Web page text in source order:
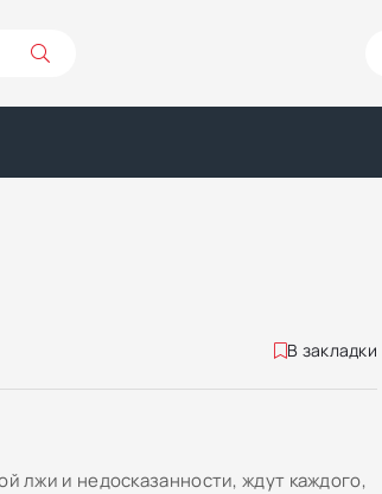
В закладки
лжи и недосказанности, ждут каждого,